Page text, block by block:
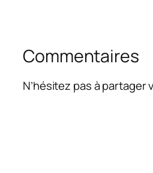
Commentaires
N’hésitez pas à partager